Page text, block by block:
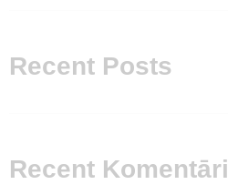
Recent Posts
Recent Komentāri